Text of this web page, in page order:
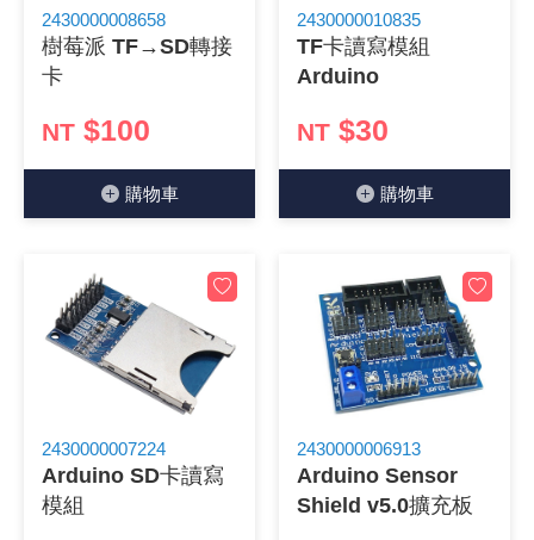
2430000008658
樹莓派 TF→SD轉接
卡
NT $100
購物⾞
2430000010835
TF卡讀寫模組
Arduino
NT $30
購物⾞
2430000007224
Arduino SD卡讀寫
模組
2430000006913
Arduino Sensor
Shield v5.0擴充板